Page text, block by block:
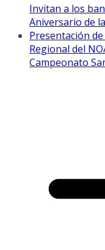
Invitan a los
Aniversario de
Presentación
Regional del
Campeonato